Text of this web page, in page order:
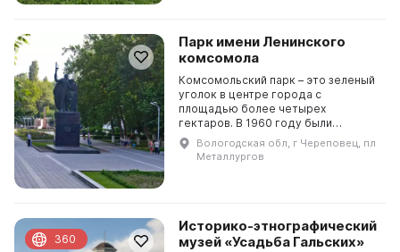
Парк имени Ленинского
комсомола
Комсомольский парк – это зеленый
уголок в центре города с
площадью более четырех
гектаров. В 1960 году были
проведены первые посадки
деревьев, которые выросли за
счет трудолюбивых комсомольцев,
Вологодская обл, г Череповец, пл
Металлургов
Историко-этнографический
музей «Усадьба Гальских»
360